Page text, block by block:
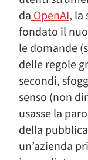
daOpenAI, la
fondato il
le domande
delle regole
secondi,
senso (non
usasse la
della
un’azienda